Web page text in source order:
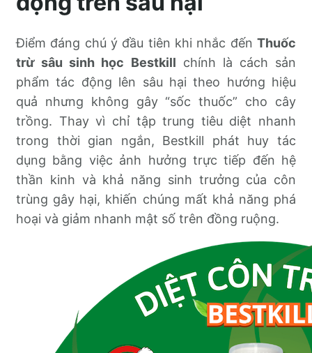
Điểm đáng chú ý đầu tiên khi nhắc đến Thuốc
trừ sâu sinh học Bestkill chính là cách sản
phẩm tác động lên sâu hại theo hướng hiệu
quả nhưng không gây “sốc thuốc” cho cây
trồng. Thay vì chỉ tập trung tiêu diệt nhanh
trong thời gian ngắn, Bestkill phát huy tác
dụng bằng việc ảnh hưởng trực tiếp đến hệ
thần kinh và khả năng sinh trưởng của côn
trùng gây hại, khiến chúng mất khả năng phá
hoại và giảm nhanh mật số trên đồng ruộng.